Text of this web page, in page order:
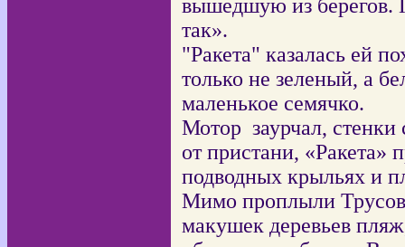
вышедшую из берегов.
так».
"Ракета" казалась ей
только не зеленый, а
маленькое семячко.
Мотор заурчал,
от пристани, «Ракета»
подводных крыльях и
Мимо проплыли
макушек деревьев